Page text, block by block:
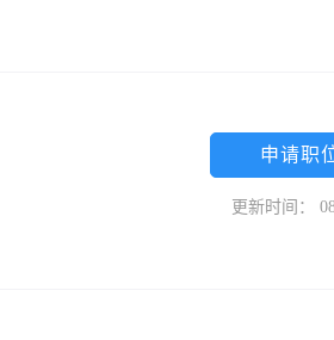
申请职
更新时间：